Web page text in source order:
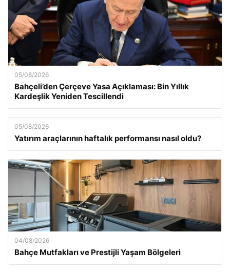
05/08/2026
Bahçeli’den Çerçeve Yasa Açıklaması: Bin Yıllık
Kardeşlik Yeniden Tescillendi
05/08/2026
Yatırım araçlarının haftalık performansı nasıl oldu?
04/08/2026
Bahçe Mutfakları ve Prestijli Yaşam Bölgeleri